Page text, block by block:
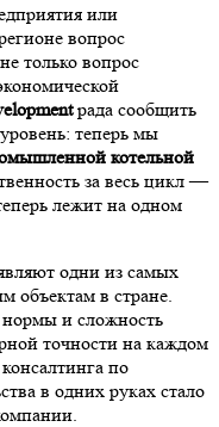
или
вопрос
только вопрос
рада сообщить
теперь мы
котельной
за весь цикл —
лежит на одном
одни из самых
объектам в стране.
нормы и сложность
точности на каждом
по
в одних руках стало